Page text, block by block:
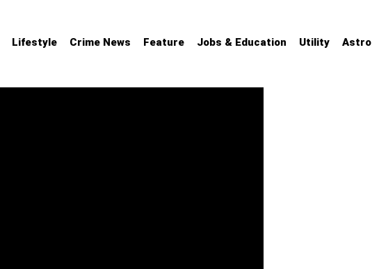
Lifestyle Crime News Feature Jobs & Education Utility Astro